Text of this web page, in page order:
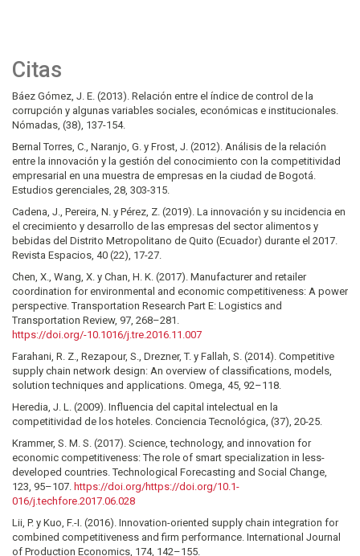
Citas
Báez Gómez, J. E. (2013). Relación entre el índice de control de la
corrupción y algunas variables sociales, económicas e institucionales.
Nómadas, (38), 137-154.
Bernal Torres, C., Naranjo, G. y Frost, J. (2012). Análisis de la relación
entre la innovación y la gestión del conocimiento con la competitividad
empresarial en una muestra de empresas en la ciudad de Bogotá.
Estudios gerenciales, 28, 303-315.
Cadena, J., Pereira, N. y Pérez, Z. (2019). La innovación y su incidencia en
el crecimiento y desarrollo de las empresas del sector alimentos y
bebidas del Distrito Metropolitano de Quito (Ecuador) durante el 2017.
Revista Espacios, 40 (22), 17-27.
Chen, X., Wang, X. y Chan, H. K. (2017). Manufacturer and retailer
coordination for environmental and economic competitiveness: A power
perspective. Transportation Research Part E: Logistics and
Transportation Review, 97, 268–281.
https://doi.org/-10.1016/j.tre.2016.11.007
Farahani, R. Z., Rezapour, S., Drezner, T. y Fallah, S. (2014). Competitive
supply chain network design: An overview of classifications, models,
solution techniques and applications. Omega, 45, 92–118.
Heredia, J. L. (2009). Influencia del capital intelectual en la
competitividad de los hoteles. Conciencia Tecnológica, (37), 20-25.
Krammer, S. M. S. (2017). Science, technology, and innovation for
economic competitiveness: The role of smart specialization in less-
developed countries. Technological Forecasting and Social Change,
123, 95–107. https://doi.org/https://doi.org/10.1-
016/j.techfore.2017.06.028
Lii, P. y Kuo, F.-I. (2016). Innovation-oriented supply chain integration for
combined competitiveness and firm performance. International Journal
of Production Economics, 174, 142–155.